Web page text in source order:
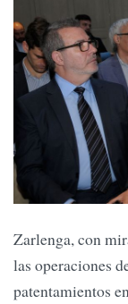
Zarlenga, con
las operaciones
patentamientos